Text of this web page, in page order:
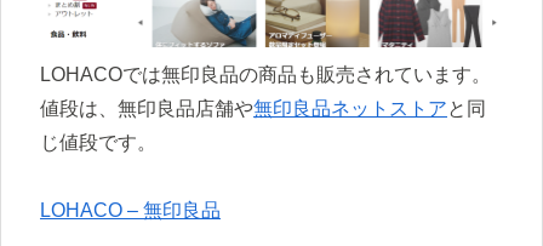
LOHACOでは無印良品の商品も販売されています。
値段は、無印良品店舗や無印良品ネットストアと同
じ値段です。
LOHACO – 無印良品